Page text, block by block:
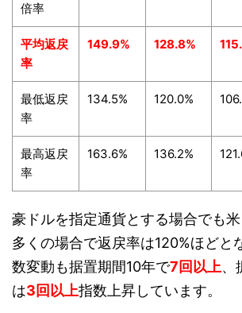
倍率
平均返戻
率
149.9% 128.8%
最低返戻
率
134.5% 120.0%
最高返戻
率
163.6% 136.2%
豪ドルを指定通貨とする場合でも米
多くの場合で返戻率は120%ほどと
数変動も据置期間10年で7回以上、
は3回以上指数上昇しています。